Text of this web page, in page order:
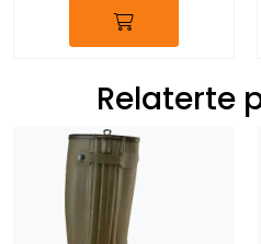
Relaterte